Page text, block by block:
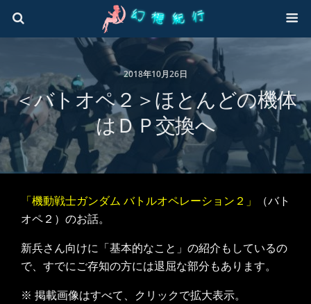
2018年10月26日
＜バトオペ２＞ほとんどの機体
はＤＰ交換へ
「機動戦士ガンダム バトルオペレーション２」
（バト
オペ２）のお話。
新兵さん向けに「基本的なこと」の紹介もしているの
で、すでにご存知の方には退屈な部分もあります。
※ 掲載画像はすべて、クリックで拡大表示。